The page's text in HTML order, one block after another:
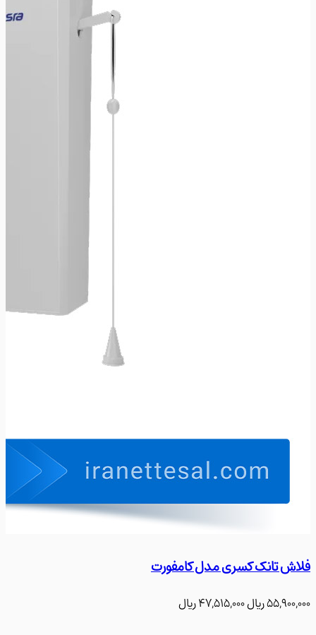
تانک کسری مدل کامفورت
﷼47,515,000﷼